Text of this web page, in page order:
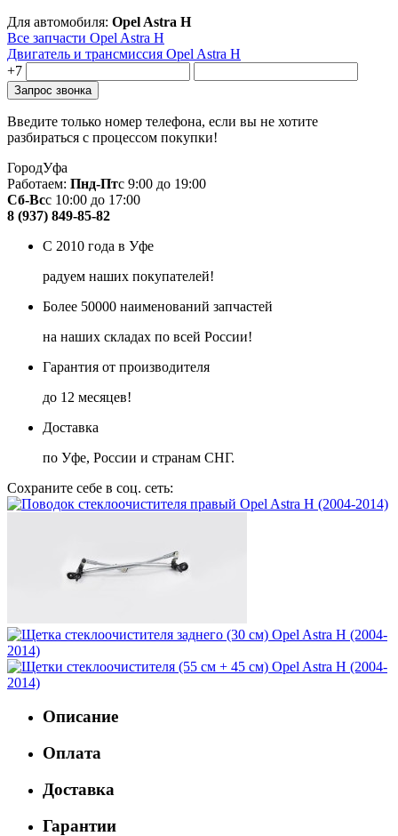
Для автомобиля: Opel Astra H
Все запчасти Opel Astra H
Двигатель и трансмиссия Opel Astra H
+7
Введите только номер телефона, если вы не хотите
разбираться с процессом покупки!
ГородУфа
Работаем: Пнд-Птс 9:00 до 19:00
Сб-Всс 10:00 до 17:00
8 (937) 849-85-82
С 2010 года в Уфе
радуем наших покупателей!
Более 50000 наименований запчастей
на наших складах по всей России!
Гарантия от производителя
до 12 месяцев!
Доставка
по Уфе, России и странам СНГ.
Сохраните себе в соц. сеть:
Описание
Оплата
Доставка
Гарантии